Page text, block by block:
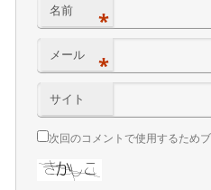
名前 *
メール *
サイト
次回のコメントで使用するため